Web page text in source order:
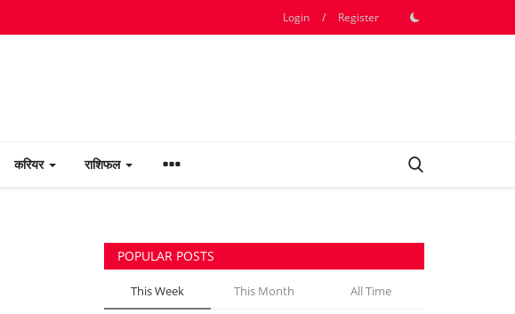
Login / Register
करियर राशिफल
POPULAR POSTS
This Week This Month All Time